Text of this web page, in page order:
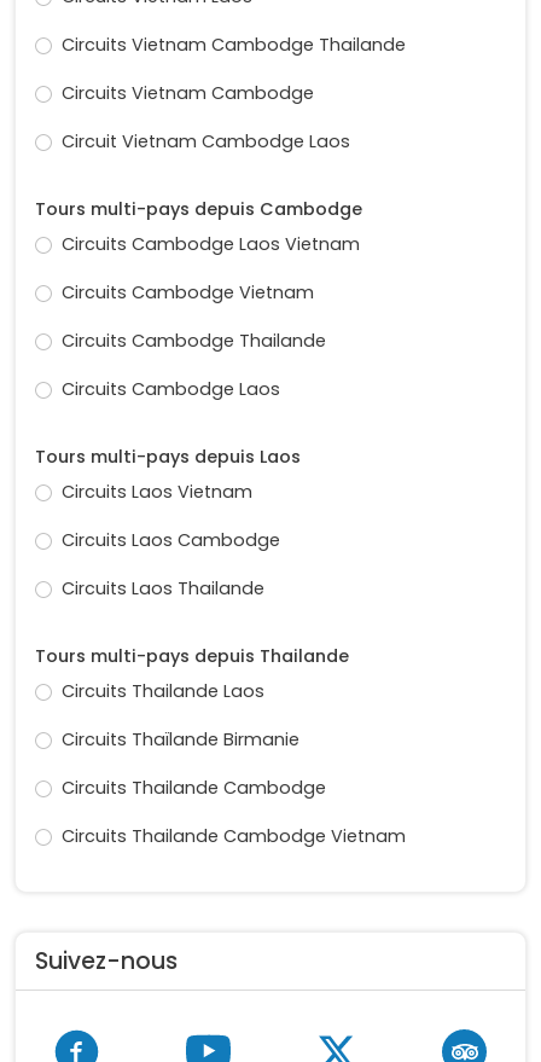
Circuits Vietnam Cambodge Thailande
Circuits Vietnam Cambodge
Circuit Vietnam Cambodge Laos
Tours multi-pays depuis Cambodge
Circuits Cambodge Laos Vietnam
Circuits Cambodge Vietnam
Circuits Cambodge Thailande
Circuits Cambodge Laos
Tours multi-pays depuis Laos
Circuits Laos Vietnam
Circuits Laos Cambodge
Circuits Laos Thailande
Tours multi-pays depuis Thailande
Circuits Thailande Laos
Circuits Thaïlande Birmanie
Circuits Thailande Cambodge
Circuits Thailande Cambodge Vietnam
Suivez-nous